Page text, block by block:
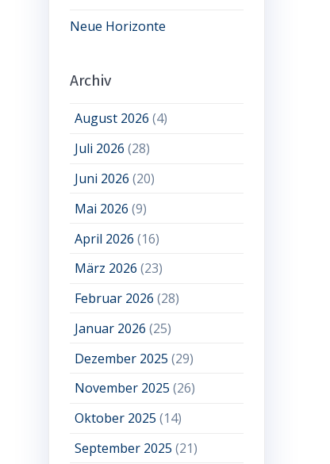
Neue Horizonte
Archiv
August 2026 (4)
Juli 2026 (28)
Juni 2026 (20)
Mai 2026 (9)
April 2026 (16)
März 2026 (23)
Februar 2026 (28)
Januar 2026 (25)
Dezember 2025 (29)
November 2025 (26)
Oktober 2025 (14)
September 2025 (21)